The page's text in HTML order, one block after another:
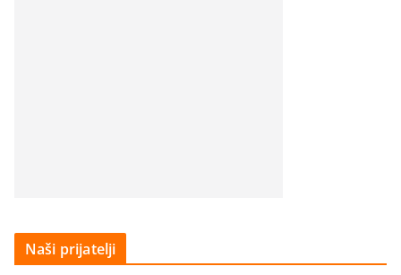
Naši prijatelji